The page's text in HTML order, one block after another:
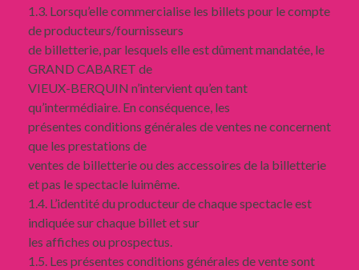
1.3. Lorsqu’elle commercialise les billets pour le compte
de producteurs/fournisseurs
de billetterie, par lesquels elle est dûment mandatée, le
GRAND CABARET de
VIEUX-BERQUIN n’intervient qu’en tant
qu’intermédiaire. En conséquence, les
présentes conditions générales de ventes ne concernent
que les prestations de
ventes de billetterie ou des accessoires de la billetterie
et pas le spectacle luimême.
1.4. L’identité du producteur de chaque spectacle est
indiquée sur chaque billet et sur
les affiches ou prospectus.
1.5. Les présentes conditions générales de vente sont